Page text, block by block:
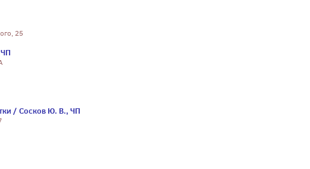
25
/ Сосков Ю. В., ЧП